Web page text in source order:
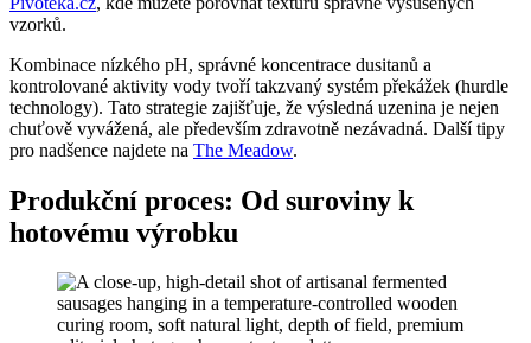
vzorků.
Kombinace nízkého pH, správné koncentrace dusitanů a
kontrolované aktivity vody tvoří takzvaný systém překážek (hurdle
technology). Tato strategie zajišťuje, že výsledná uzenina je nejen
chuťově vyvážená, ale především zdravotně nezávadná. Další tipy
pro nadšence najdete na The Meadow.
Produkční proces: Od suroviny k
hotovému výrobku